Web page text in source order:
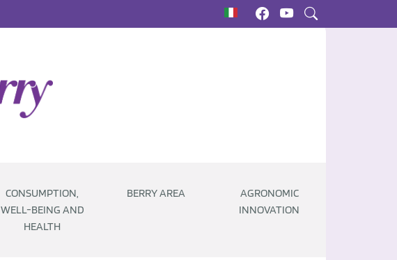
CONSUMPTION,
WELL-BEING AND
HEALTH
BERRY AREA
AGRONOMIC
INNOVATION